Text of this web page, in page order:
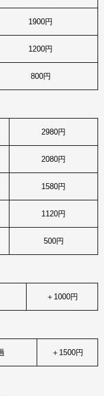
1900円
1200円
800円
2980円
2080円
1580円
1120円
500円
＋1000円
＋1500円